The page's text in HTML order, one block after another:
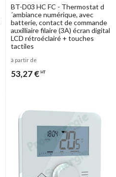
BT-D03 HC FC - Thermostat d
´ambiance numérique, avec
batterie, contact de commande
auxilliaire filaire (3A) écran digital
LCD rétroéclairé + touches
tactiles
à partir de
53,27 € HT